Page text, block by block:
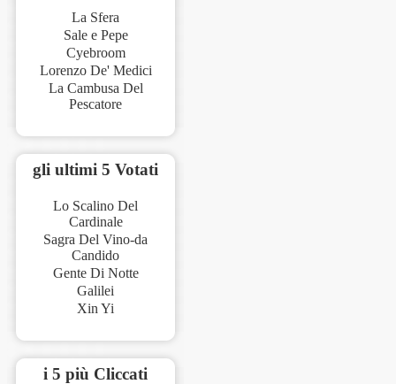
La Sfera
Sale e Pepe
Cyebroom
Lorenzo De' Medici
La Cambusa Del
Pescatore
gli ultimi 5 Votati
Lo Scalino Del
Cardinale
Sagra Del Vino-da
Candido
Gente Di Notte
Galilei
Xin Yi
i 5 più Cliccati